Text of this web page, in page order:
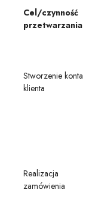
Cel/czynność
przetwarzania
Stworzenie konta
klienta
Realizacja
zamówienia